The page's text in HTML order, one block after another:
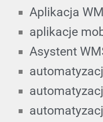
Aplikacja
aplikacje
Asystent